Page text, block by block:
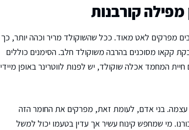
קורבנות
מפרקים לאט מאוד. ככל שהשוקולד מריר וכהה יותר, כך
קקאו מסוכנים בהרבה משוקולד חלב. הסימנים כוללים
המחמד אכלה שוקולד, יש לפנות לווטרינר באופן מיידי
בני אדם, לעומת זאת, מפרקים את החומר הזה
מי שמחפש קינוח עשיר אך עדין בטעמו יכול למשל